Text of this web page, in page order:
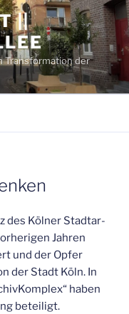
||
Transformation der
des Köl­ner Stadt­ar­
Jah­ren
und der Opfer
der Stadt Köln. In
haben
beteiligt.